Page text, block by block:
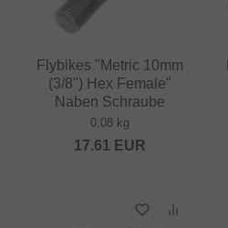
Flybikes "Metric 10mm
(3/8") Hex Female"
Naben Schraube
0.08 kg
17.61 EUR